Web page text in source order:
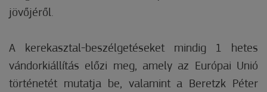
jövőjéről.
A kerekasztal-beszélgetéseket mindig 1 hetes
vándorkiállítás előzi meg, amely az Európai Unió
történetét mutatja be, valamint a Beretzk Péter